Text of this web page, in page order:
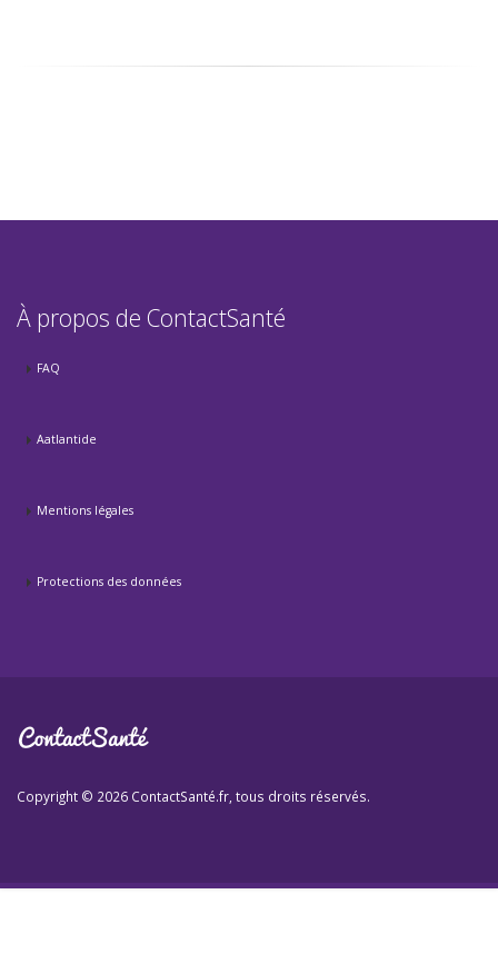
À propos de ContactSanté
FAQ
Aatlantide
Mentions légales
Protections des données
Copyright © 2026 ContactSanté.fr, tous droits réservés.